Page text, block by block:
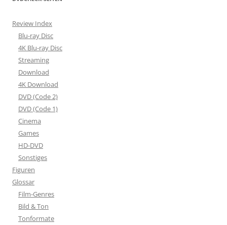
Review Index
Blu-ray Disc
4K Blu-ray Disc
Streaming
Download
4K Download
DVD (Code 2)
DVD (Code 1)
Cinema
Games
HD-DVD
Sonstiges
Figuren
Glossar
Film-Genres
Bild & Ton
Tonformate